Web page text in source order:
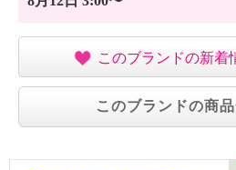
このブランドの新着
このブランドの商